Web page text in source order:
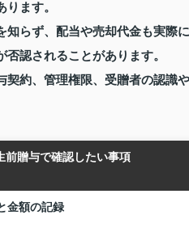
ます。
知らず、配当や売却代金も実際に
認されることがあります。
契約、管理権限、受贈者の認識や
前贈与で確認したい事項
金額の記録